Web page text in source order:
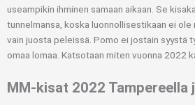
useampikin ihminen samaan aikaan. Se
tunnelmansa, koska luonnollisestikaan ei
vain juosta peleissä. Pomo ei jostain syystä
omaa lomaa. Katsotaan miten vuonna 2022
MM-kisat 2022 Tampereella